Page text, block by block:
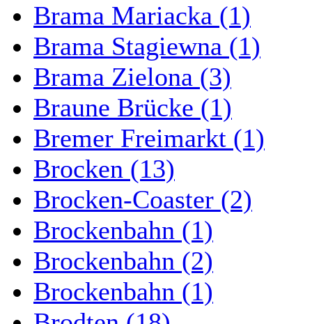
Brama Mariacka (1)
Brama Stagiewna (1)
Brama Zielona (3)
Braune Brücke (1)
Bremer Freimarkt (1)
Brocken (13)
Brocken-Coaster (2)
Brockenbahn (1)
Brockenbahn (2)
Brockenbahn (1)